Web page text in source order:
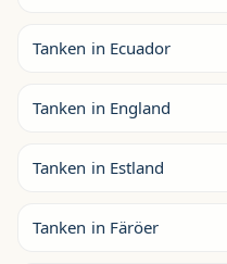
Tanken in Ecuador
Tanken in England
Tanken in Estland
Tanken in Färöer